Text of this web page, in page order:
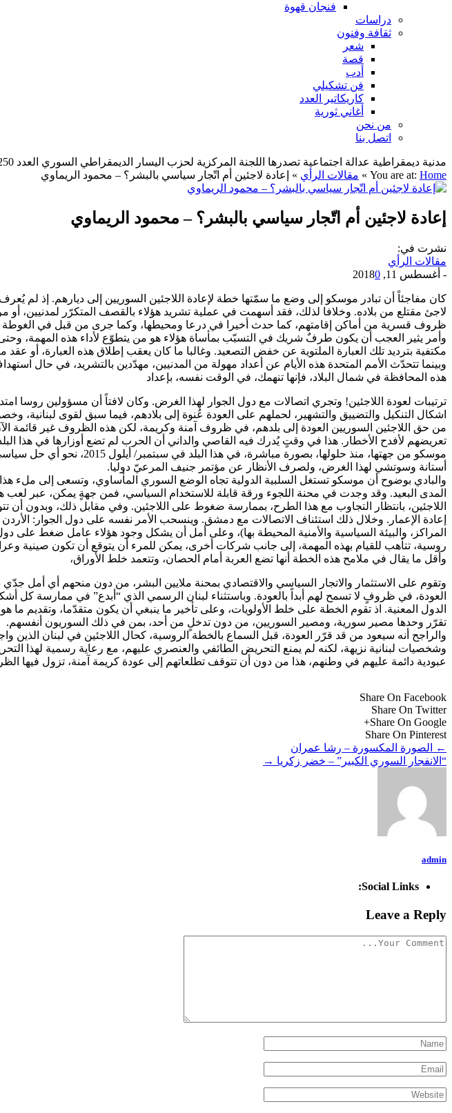
فنجان قهوة
دراسات
ثقافة وفنون
شعر
قصة
أدب
فن تشكيلي
كاريكاتير العدد
أغاني ثورية
من نحن
اتصل بنا
مدنية ديمقراطية عدالة اجتماعية تصدرها اللجنة المركزية لحزب اليسار الديمقراطي السوري العدد 1250 الأحد 09/01/2023
You are at: Home
» مقالات الرأي » إعادة لاجئين أم اتّجار سياسي بالبشر؟ – محمود الريماوي
إعادة لاجئين أم اتّجار سياسي بالبشر؟ – محمود الريماوي
نشرت في:
مقالات الرأي
- أغسطس 11, 2018 0
كان مفاجئاً أن تبادر موسكو إلى وضع ما سمّتها خطة لإعادة اللاجئين السوريين إلى ديارهم. إذ لم
ظروف قسرية من أماكن إقامتهم، كما حدث أخيرا في درعا ومحيطها، وكما جرى من قبل في الغوطة
وأمر يثير العجب أن يكون طرفٌ شريك في التسبّب بمأساة هؤلاء هو من يتطوّع لأداء هذه المهمة،
مكتفية بترديد تلك العبارة الملتوية عن خفض التصعيد. وغالبا ما كان يعقب إطلاق هذه العبارة، أو
وبينما تتحدّث الأمم المتحدة هذه الأيام عن أعداد مهولة من المدنيين، مهدّدين بالتشريد، في حال
هذه المحافظة في شمال البلاد، فإنها تنهمك، في الوقت نفسه، بإعداد
ترتيبات لعودة اللاجئين! وتجري اتصالات مع دول الجوار لهذا الغرض. وكان لافتاً أن مسؤولين روسا
اشكال التنكيل والتضييق والتشهير، لحملهم على العودة عُنوة إلى بلادهم، فيما سبق لقوى لبنانية،
من حق اللاجئين السوريين العودة إلى بلدهم، في ظروف آمنة وكريمة، لكن هذه الظروف غير قائمة
تعريضهم لأفدح الأخطار. هذا في وقتٍ يُدرك فيه القاصي والداني أن الحرب لم تضع أوزارها في هذا
موسكو من جهتها، منذ
أستانة وسوتشي لهذا الغرض، ولصرف الأنظار عن مؤتمر جنيف المرعيّ دوليا.
والبادي بوضوح أن موسكو تستغل السلبية الدولية تجاه الوضع السوري المأساوي، وتسعى إلى ملء
المدى البعيد. وقد وجدت في محنة اللجوء ورقة قابلة للاستخدام السياسي، فمن جهةٍ يمكن، عبر
اللاجئين، بانتظار التجاوب مع هذا الطرح، بممارسة ضغوط على اللاجئين. وفي مقابل ذلك، وبدون
إعادة الإعمار. وخلال ذلك استئناف الاتصالات مع دمشق. وينسحب الأمر نفسه على دول الجوار:
المراكز، والبيئة السياسية والأمنية المحيطة بها)، وعلى أمل أن يشكل وجود هؤلاء عامل ضغط على
روسية، تتأهب للقيام بهذه المهمة، إلى جانب شركات أخرى، يمكن للمرء أن يتوقع أن تكون صينية
وأقل ما يقال في ملامح هذه الخطة أنها تضع العربة أمام الحصان، وتتعمد خلط الأوراق،
وتقوم على الاستثمار والاتجار السياسي والاقتصادي بمحنة ملايين البشر، من دون منحهم أي أمل جدّي
العودة، في ظروفٍ لا تسمح لهم أبداً بالعودة. وباستثناء لبنان الرسمي الذي “أبدع” في ممارسة كل
الدول المعنية. اذ تقوم الخطة على خلط الأولويات، وعلى تأخير ما ينبغي أن يكون متقدّما، وتقديم
تقرّر وحدها مصير سورية، ومصير السوريين، من دون تدخلٍ من أحد، بمن في ذلك السوريون أنفسهم.
والراجح أنه سيعود من قد قرّر العودة، قبل السماع بالخطة الروسية، كحال اللاجئين في لبنان الذين
وشخصيات لبنانية نزيهة، لكنه لم يمنع التحريض الطائفي والعنصري عليهم، مع رعاية رسمية لهذا
عبودية دائمة عليهم في وطنهم، هذا من دون أن تتوقف تطلعاتهم إلى عودة كريمة آمنة، تزول فيها
Share On Facebook
Share On Twitter
Share On Google+
Share On Pinterest
←
الصورة المكسورة – رشا عمران
“الانفجار السوري الكبير” – خضر زكريا →
admin
Social Links:
Leave a Reply